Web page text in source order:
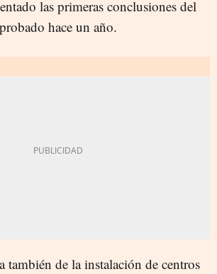
las primeras conclusiones del
hace un año.
también de la instalación de centros